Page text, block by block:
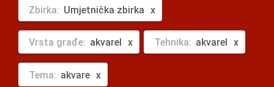
Zbirka: Umjetnička zbirka
Vrsta građe: akvarel Tehnika: akvarel
Tema: akvare